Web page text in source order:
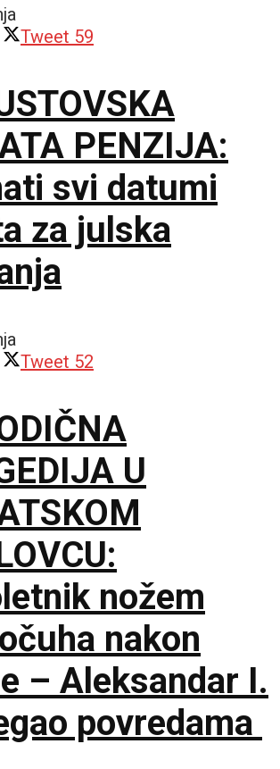
Tweet 59
PENZIJA:
svi datumi
za julska
Tweet 52
U
nožem
nakon
– Aleksandar I.
povredama